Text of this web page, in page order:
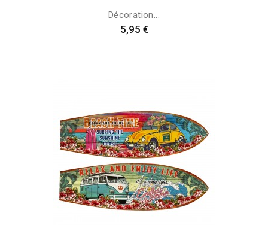
Décoration...
Prix
5,95 €